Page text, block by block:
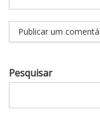
Pesquisar